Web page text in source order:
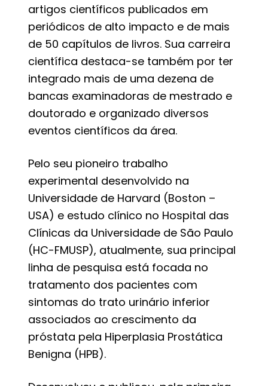
artigos científicos publicados em
periódicos de alto impacto e de mais
de 50 capítulos de livros. Sua carreira
científica destaca-se também por ter
integrado mais de uma dezena de
bancas examinadoras de mestrado e
doutorado e organizado diversos
eventos científicos da área.
Pelo seu pioneiro trabalho
experimental desenvolvido na
Universidade de Harvard (Boston –
USA) e estudo clínico no Hospital das
Clínicas da Universidade de São Paulo
(HC-FMUSP), atualmente, sua principal
linha de pesquisa está focada no
tratamento dos pacientes com
sintomas do trato urinário inferior
associados ao crescimento da
próstata pela Hiperplasia Prostática
Benigna (HPB).